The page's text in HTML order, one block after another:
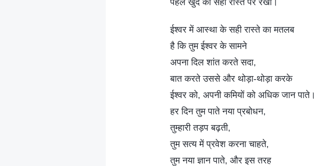
पहले खुद को सही रास्ते पर रखो।
ईश्वर में आस्था के सही रास्ते का मतलब
है कि तुम ईश्वर के सामने
अपना दिल शांत करते सदा,
बात करते उससे और थोड़ा-थोड़ा करके
ईश्वर को, अपनी कमियों को अधिक जान पाते।
हर दिन तुम पाते नया प्रबोधन,
तुम्हारी तड़प बढ़ती,
तुम सत्य में प्रवेश करना चाहते,
तुम नया ज्ञान पाते, और इस तरह